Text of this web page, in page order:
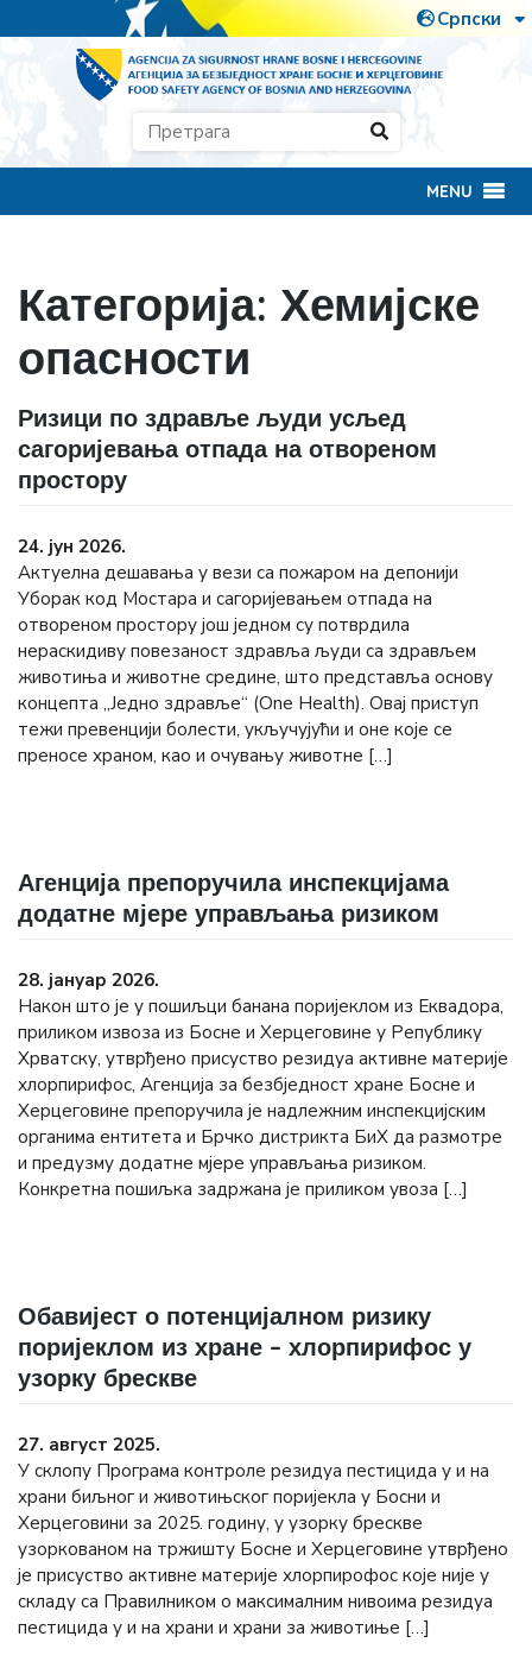
MENU
Категорија: Хемијске
опасности
Ризици по здравље људи усљед
сагоријевања отпада на отвореном
простору
24. јун 2026.
Актуелна дешавања у вези са пожаром на депонији
Уборак код Мостара и сагоријевањем отпада на
отвореном простору још једном су потврдила
нераскидиву повезаност здравља људи са здрављем
животиња и животне средине, што представља основу
концепта „Једно здравље“ (One Health). Овај приступ
тежи превенцији болести, укључујући и оне које се
преносе храном, као и очувању животне […]
Агенција препоручила инспекцијама
додатне мјере управљања ризиком
28. јануар 2026.
Након што је у пошиљци банана поријеклом из Еквадора,
приликом извоза из Босне и Херцеговине у Републику
Хрватску, утврђено присуство резидуа активне материје
хлорпирифос, Агенција за безбједност хране Босне и
Херцеговине препоручила је надлежним инспекцијским
органима ентитета и Брчко дистрикта БиХ да размотре
и предузму додатне мјере управљања ризиком.
Конкретна пошиљка задржана је приликом увоза […]
Обавијест о потенцијалном ризику
поријеклом из хране – хлорпирифос у
узорку брескве
27. август 2025.
У склопу Програма контроле резидуа пестицида у и на
храни биљног и животињског поријекла у Босни и
Херцеговини за 2025. годину, у узорку брескве
узоркованом на тржишту Босне и Херцеговине утврђено
је присуство активне материје хлорпирофос које није у
складу са Правилником о максималним нивоима резидуа
пестицида у и на храни и храни за животиње […]